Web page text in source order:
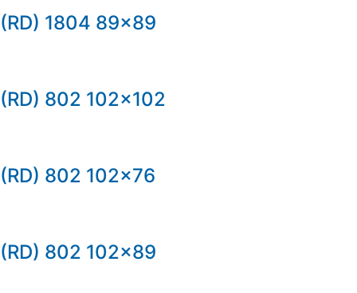
(RD) 1804 89×89
(RD) 802 102×102
(RD) 802 102×76
(RD) 802 102×89